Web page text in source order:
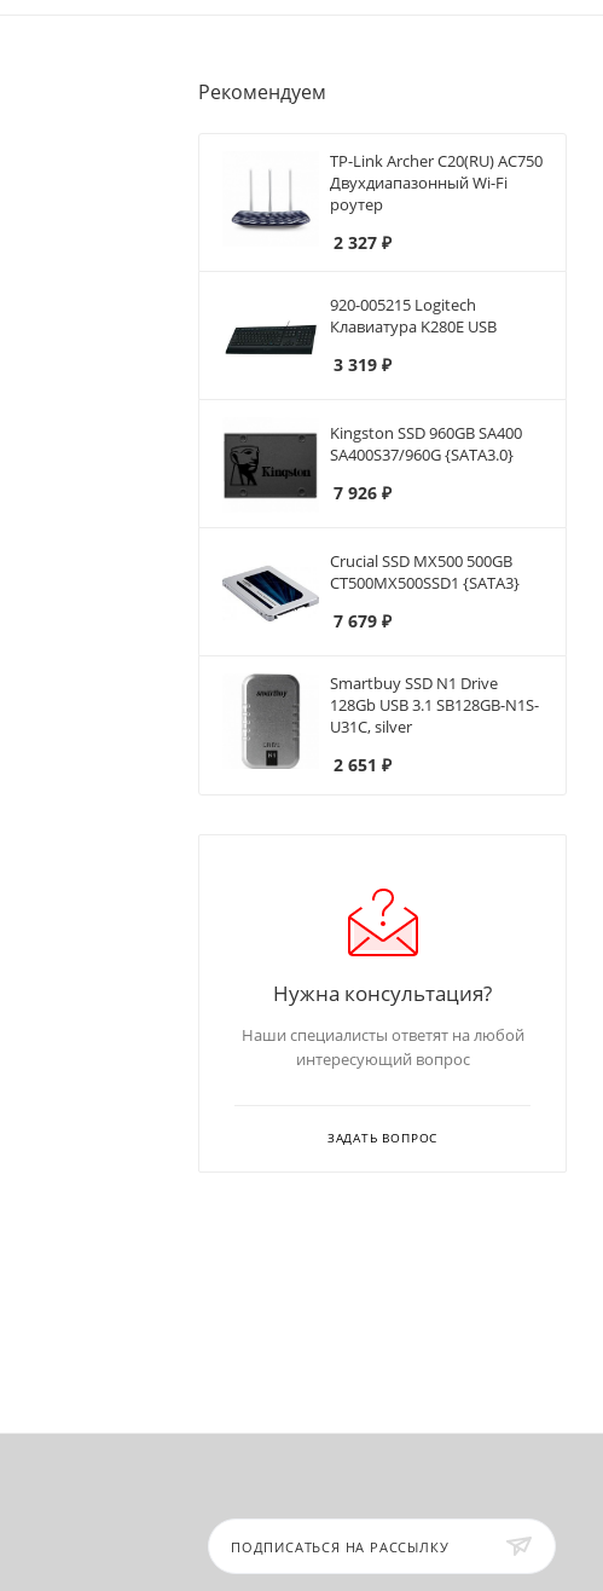
Рекомендуем
TP-Link Archer C20(RU) AC750
Двухдиапазонный Wi-Fi
роутер
2 327 ₽
920-005215 Logitech
Клавиатура K280E USB
3 319 ₽
Kingston SSD 960GB SA400
SA400S37/960G {SATA3.0}
7 926 ₽
Crucial SSD MX500 500GB
CT500MX500SSD1 {SATA3}
7 679 ₽
Smartbuy SSD N1 Drive
128Gb USB 3.1 SB128GB-N1S-
U31C, silver
2 651 ₽
Нужна консультация?
Наши специалисты ответят на любой
интересующий вопрос
ЗАДАТЬ ВОПРОС
ПОДПИСАТЬСЯ НА РАССЫЛКУ